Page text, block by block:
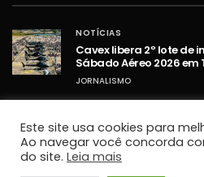
NOTÍCIAS
Cavex libera 2º lote de
Sábado Aéreo 2026
JORNALISMO
Umidade relativa do ar
cidades do Vale do
JORNALISMO
Este site usa cookies para
Ao navegar você concorda
do site. Leia mais